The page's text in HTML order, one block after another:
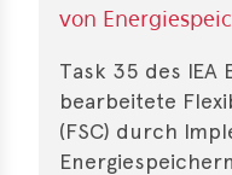
von
Task 35 des IEA
bearbeitete
(FSC) durch